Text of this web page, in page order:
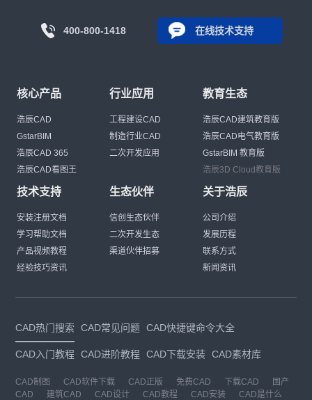
400-800-1418 在线技术支持
核心产品
浩辰CAD
GstarBIM
浩辰CAD 365
浩辰CAD看图王
行业应用
工程建设CAD
制造行业CAD
二次开发应用
教育生态
浩辰CAD建筑教育版
浩辰CAD电气教育版
GstarBIM 教育版
浩辰3D Cloud教育版
技术支持
安装注册文档
学习帮助文档
产品视频教程
经验技巧资讯
生态伙伴
信创生态伙伴
二次开发生态
渠道伙伴招募
关于浩辰
公司介绍
发展历程
联系方式
新闻资讯
CAD热门搜索 CAD常见问题 CAD快捷键命令大全
CAD入门教程 CAD进阶教程 CAD下载安装 CAD素材库
CAD制图 CAD软件下载 CAD正版 免费CAD 下载CAD
国产
CAD
建筑CAD CAD设计 CAD教程 CAD安装 CAD是什么